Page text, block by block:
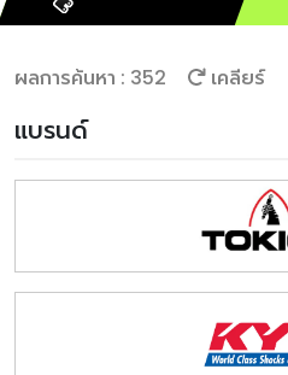
ผลการค้นหา : 352 เคลียร์
แบรนด์